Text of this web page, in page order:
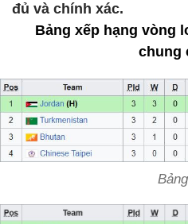
đủ và chính xác.
Bảng xếp hạng vòng
chung